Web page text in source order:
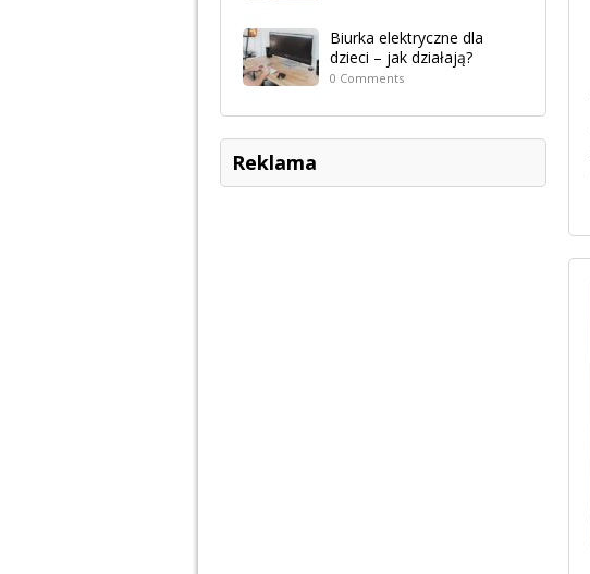
Biurka elektryczne dla
dzieci – jak działają?
0 Comments
Reklama